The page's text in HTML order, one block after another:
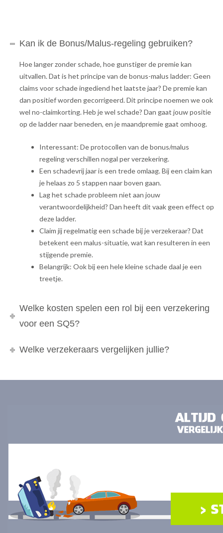
Kan ik de Bonus/Malus-regeling gebruiken?
Hoe langer zonder schade, hoe gunstiger de premie kan
uitvallen. Dat is het principe van de bonus-malus ladder: Geen
claims voor schade ingediend het laatste jaar? De premie kan
dan positief worden gecorrigeerd. Dit principe noemen we ook
wel no-claimkorting. Heb je wel schade? Dan gaat jouw positie
op de ladder naar beneden, en je maandpremie gaat omhoog.
Interessant: De protocollen van de bonus/malus
regeling verschillen nogal per verzekering.
Een schadevrij jaar is een trede omlaag. Bij een claim kan
je helaas zo 5 stappen naar boven gaan.
Lag het schade probleem niet aan jouw
verantwoordelijkheid? Dan heeft dit vaak geen effect op
deze ladder.
Claim jij regelmatig een schade bij je verzekeraar? Dat
betekent een malus-situatie, wat kan resulteren in een
stijgende premie.
Belangrijk: Ook bij een hele kleine schade daal je een
treetje.
Welke kosten spelen een rol bij een verzekering
voor een SQ5?
Welke verzekeraars vergelijken jullie?